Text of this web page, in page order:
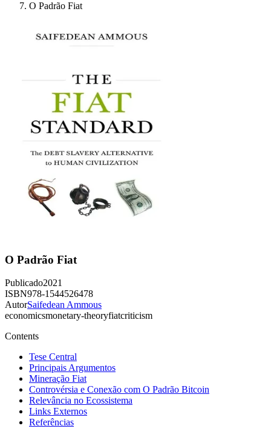
O Padrão Fiat
O Padrão Fiat
Publicado2021
ISBN978-1544526478
AutorSaifedean Ammous
economicsmonetary-theoryfiatcriticism
Contents
Tese Central
Principais Argumentos
Mineração Fiat
Controvérsia e Conexão com O Padrão Bitcoin
Relevância no Ecossistema
Links Externos
Referências